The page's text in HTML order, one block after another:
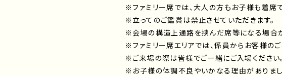
※ファミリー席では、大人の方もお子様も着席
※立ってのご鑑賞は禁止させていただきます。
※会場の構造上通路を挟んだ席等になる場合が
※ファミリー席エリアでは、係員からお客様の
※ご来場の際は皆様でご一緒にご入場ください
※お子様の体調不良やいかなる理由がありまし